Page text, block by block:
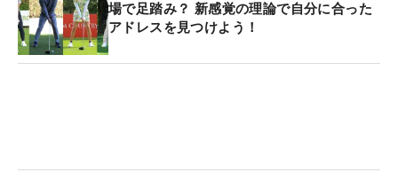
場で足踏み？ 新感覚の理論で自分に合った
アドレスを見つけよう！